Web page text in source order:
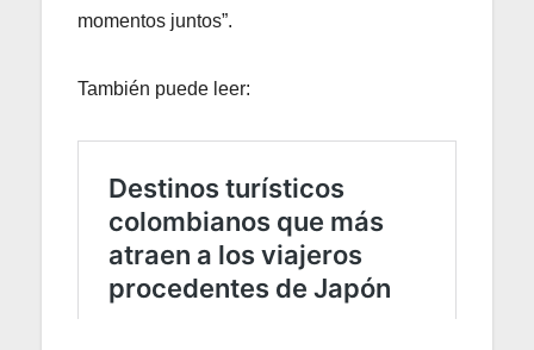
momentos juntos”.
También puede leer: